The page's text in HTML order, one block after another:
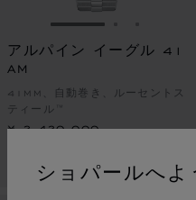
ショパールへよ
スライドに移動 1
スライ
アルパイン イーグル 41
AM
41MM、自動巻き、ルーセントス
ティール™
¥ 2,420,000
お問い合わせ